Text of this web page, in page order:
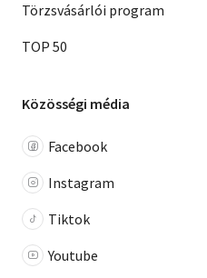
Törzsvásárlói program
TOP 50
Közösségi média
Facebook
Instagram
Tiktok
Youtube